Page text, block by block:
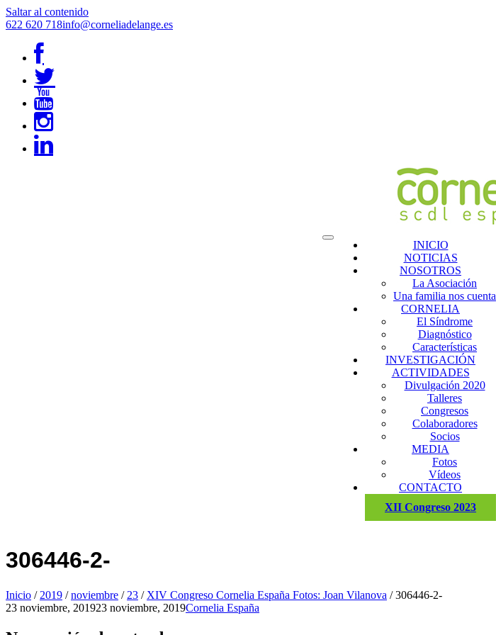
Saltar al contenido
622 620 718info@corneliadelange.es
INICIO
NOTICIAS
NOSOTROS
La Asociación
Una familia nos cuenta
CORNELIA
El Síndrome
Diagnóstico
Características
INVESTIGACIÓN
ACTIVIDADES
Divulgación 2020
Talleres
Congresos
Colaboradores
Socios
MEDIA
Fotos
Vídeos
CONTACTO
XII Congreso 2023
306446-2-
Inicio / 2019 / noviembre / 23 / XIV Congreso Cornelia España Fotos: Joan Vilanova / 306446-2-
23 noviembre, 201923 noviembre, 2019Cornelia España